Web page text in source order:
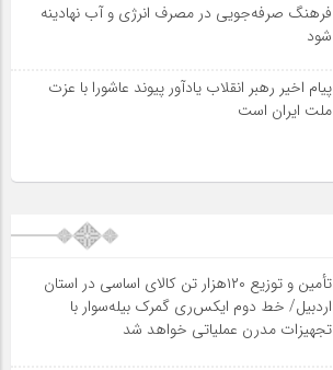
فرهنگ صرفه‌جویی در مصرف انرژی و آب نهادینه
شود
پیام اخیر رهبر انقلاب یادآور پیوند عاشورا با عزت
ملت ایران است
تأمین و توزیع ۱۲۰هزار تن کالای اساسی در استان
اردبیل/ خط دوم ایکس‌ری گمرک بیله‌سوار با
تجهیزات مدرن عملیاتی خواهد شد